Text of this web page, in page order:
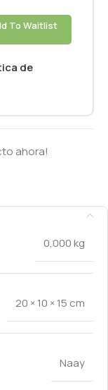
To Waitlist
de
ahora!
0,000 kg
20 × 10 × 15 cm
Naay